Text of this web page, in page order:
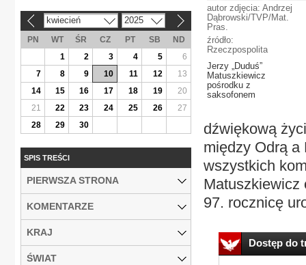
autor zdjęcia: Andrzej
Dąbrowski/TVP/Mat.
Pras.
źródło:
Rzeczpospolita
Jerzy „Duduś”
Matuszkiewicz
pośrodku z
saksofonem
dźwiękową
między Odrą a
wszystkich
Matuszkiewicz
97. rocznicę
Dostęp do
kwiecień 2025
PN WT ŚR CZ PT SB
ND
1
2 3 4 5
6
7
8 9 10 11 12
13
14
15 16 17 18 19
20
21
22 23 24 25 26
27
28
29 30
SPIS TREŚCI
PIERWSZA STRONA
KOMENTARZE
KRAJ
ŚWIAT